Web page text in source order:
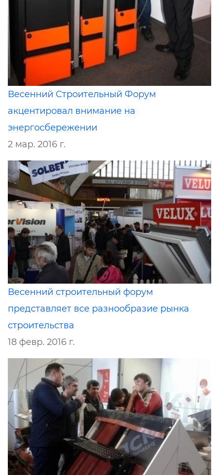
Весенний Строительный Форум
акцентировал внимание на
энергосбережении
2 мар. 2016 г.
Весенний строительный форум
представляет все разнообразие рынка
строительства
18 февр. 2016 г.